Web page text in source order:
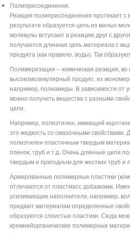
Полиприсоединения.
Реакция полиприсоединения протекает с
результате образуется цепь из малых
молекулы вступают в реакцию друг с
получается длинная цепь материала с
продукта (как правило, воды). Так
Полимеризация – химическая реакция, во
высокомолекулярный продукт, из
например, полиамиды. В зависимости от
можно получить вещества с разными
цепи.
Например, полиэтилен, имеющий
это жидкость со смазочными
полиэтилен пластичным твердым
пленок, труб и т.д. Очень длинные цепи
твердым и пригодным для жестких труб и
Армированные полимерные пластики
отличаются от пластмасс добавками.
усиливающие наполнители, например,
придают материалам определенные
образуются слоистые пластики. Сюда
кремнийорганические полимерные